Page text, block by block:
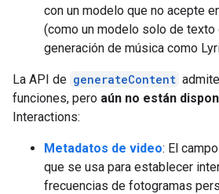
con un modelo que no acepte
(como un modelo solo de texto
generación de música como
La API de generateContent
funciones, pero aún no están
Interactions:
Metadatos de video: El campo
que se usa para establecer
frecuencias de fotogramas